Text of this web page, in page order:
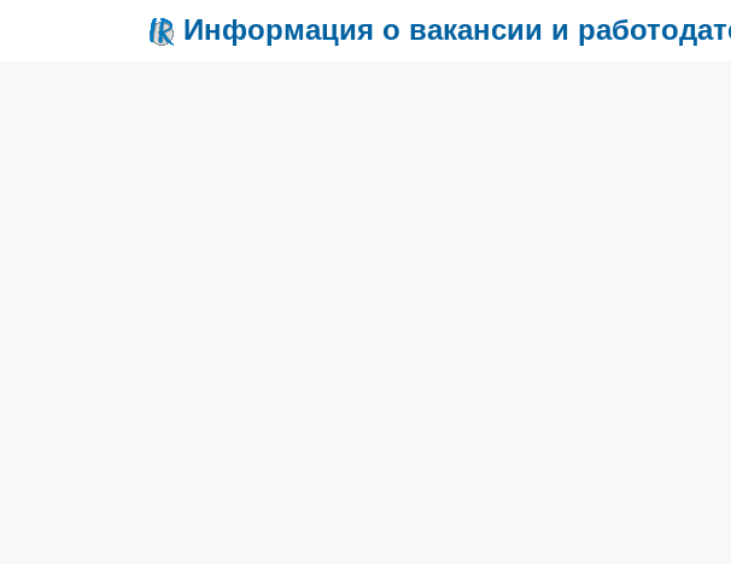
Информация о вакансии и